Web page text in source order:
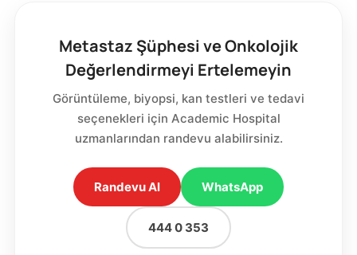
Metastaz Şüphesi ve Onkolojik
Değerlendirmeyi Ertelemeyin
Görüntüleme, biyopsi, kan testleri ve tedavi
seçenekleri için Academic Hospital
uzmanlarından randevu alabilirsiniz.
Randevu Al WhatsApp
444 0 353